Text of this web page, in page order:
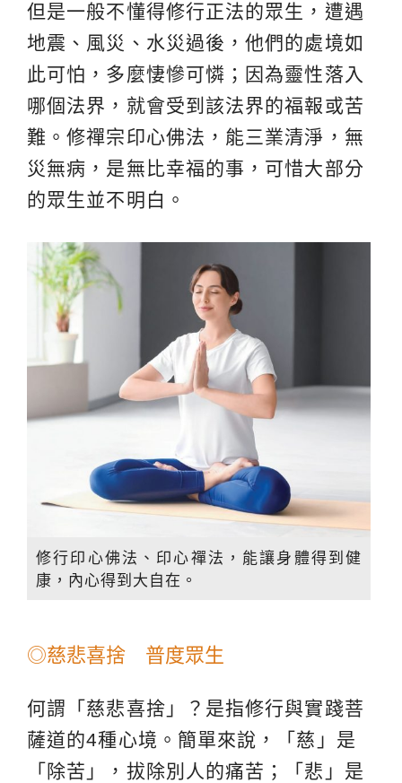
但是一般不懂得修行正法的眾生，遭遇
地震、風災、水災過後，他們的處境如
此可怕，多麼悽慘可憐；因為靈性落入
哪個法界，就會受到該法界的福報或苦
難。修禪宗印心佛法，能三業清淨，無
災無病，是無比幸福的事，可惜大部分
的眾生並不明白。
修行印心佛法、印心禪法，能讓身體得到健
康，內心得到大自在。
◎慈悲喜捨 普度眾生
何謂「慈悲喜捨」？是指修行與實踐菩
薩道的4種心境。簡單來說，「慈」是
「除苦」，拔除別人的痛苦；「悲」是